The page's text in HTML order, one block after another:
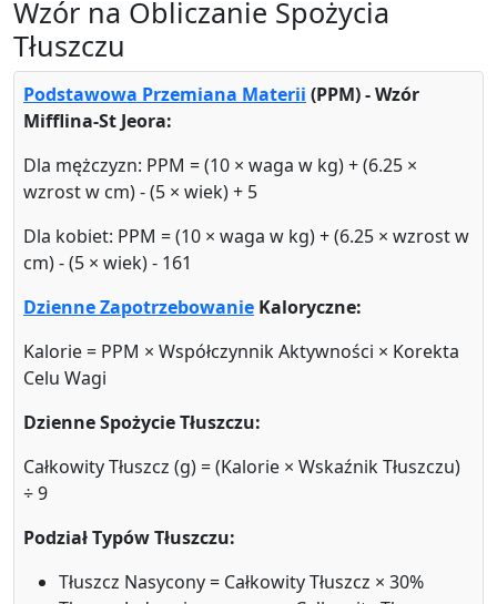
Wzór na Obliczanie Spożycia
Tłuszczu
Podstawowa Przemiana Materii (PPM) - Wzór
Mifflina-St Jeora:
Dla mężczyzn: PPM = (10 × waga w kg) + (6.25 ×
wzrost w cm) - (5 × wiek) + 5
Dla kobiet: PPM = (10 × waga w kg) + (6.25 × wzrost w
cm) - (5 × wiek) - 161
Dzienne Zapotrzebowanie Kaloryczne:
Kalorie = PPM × Współczynnik Aktywności × Korekta
Celu Wagi
Dzienne Spożycie Tłuszczu:
Całkowity Tłuszcz (g) = (Kalorie × Wskaźnik Tłuszczu)
÷ 9
Podział Typów Tłuszczu:
Tłuszcz Nasycony = Całkowity Tłuszcz × 30%